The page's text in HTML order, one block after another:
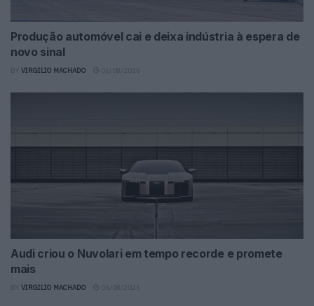
Produção automóvel cai e deixa indústria à espera de
novo sinal
VIRGILIO MACHADO
Audi criou o Nuvolari em tempo recorde e promete
mais
VIRGILIO MACHADO